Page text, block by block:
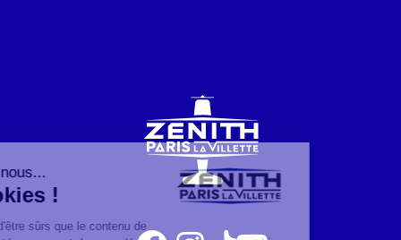
Salut c'est nous...
les Cookies !
On a attendu d'être sûrs que le contenu de